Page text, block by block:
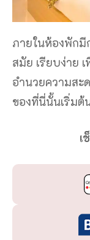
ภายในห้องพัก
สมัย เรียบง่าย
อำนวยความสะ
ของที่นี่นั้นเริ่มต้
เ